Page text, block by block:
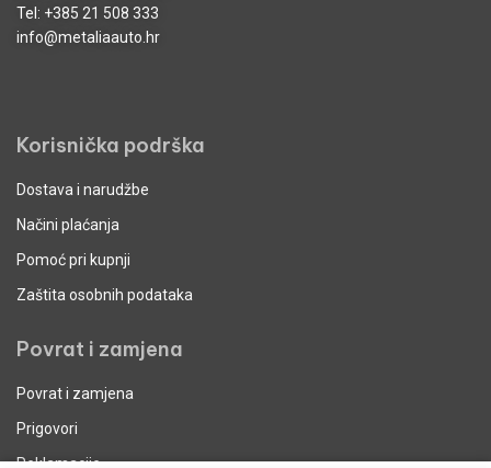
Tel: +385 21 508 333
info@metaliaauto.hr
Korisnička podrška
Dostava i narudžbe
Načini plaćanja
Pomoć pri kupnji
Zaštita osobnih podataka
Povrat i zamjena
Povrat i zamjena
Prigovori
Reklamacije